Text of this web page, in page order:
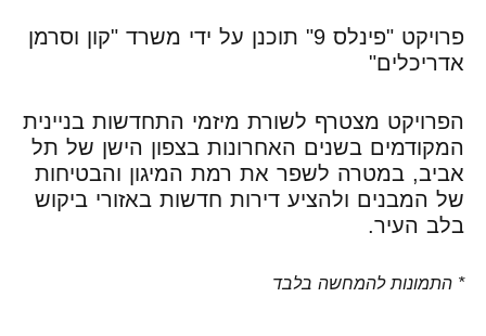
פרויקט "פינלס 9" תוכנן על ידי משרד "קון וסרמן
אדריכלים"
הפרויקט מצטרף לשורת מיזמי התחדשות בניינית
המקודמים בשנים האחרונות בצפון הישן של תל
אביב, במטרה לשפר את רמת המיגון והבטיחות
של המבנים ולהציע דירות חדשות באזורי ביקוש
בלב העיר.
* התמונות להמחשה בלבד